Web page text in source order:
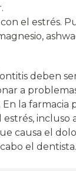
el estrés.
deben
a
la
incluso
causa el
el dentista.